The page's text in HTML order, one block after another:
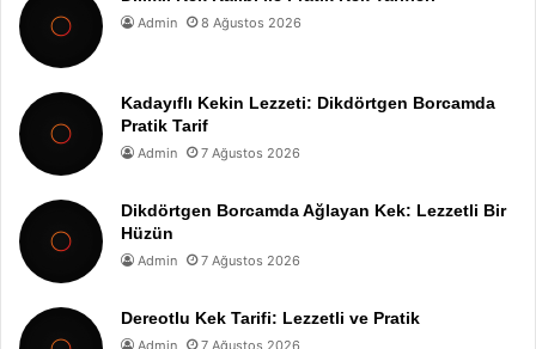
Admin 8 Ağustos 2026
Kadayıflı Kekin Lezzeti: Dikdörtgen Borcamda
Pratik Tarif
Admin 7 Ağustos 2026
Dikdörtgen Borcamda Ağlayan Kek: Lezzetli Bir
Hüzün
Admin 7 Ağustos 2026
Dereotlu Kek Tarifi: Lezzetli ve Pratik
Admin 7 Ağustos 2026